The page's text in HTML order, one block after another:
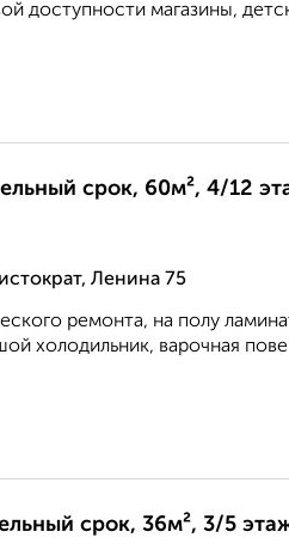
доступности магазины,
срок, 60м², 4/12
Ленина 75
ремонта, на полу
холодильник, варочная
срок, 36м², 3/5